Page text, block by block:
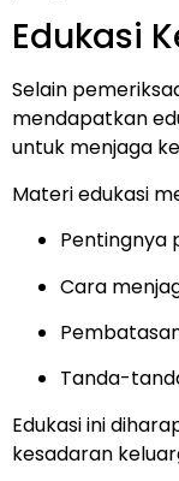
Edukasi
Selain
mendapatkan
untuk menjaga
Materi edukasi
Pentingnya
Cara
Tanda-
Edukasi ini
kesadaran